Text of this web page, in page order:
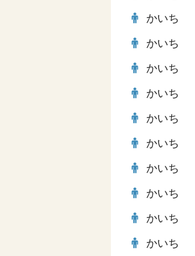
かいち
かいち
かいち
かいち
かいち
かいち
かいち
かいち
かいち
かいち